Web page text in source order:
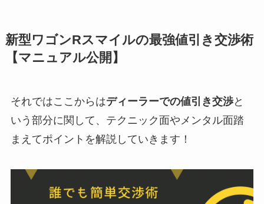
新型ワゴンRスマイルの最強値引き交渉術
【マニュアル公開】
それではここからはディーラーでの値引き交渉と
いう部分に関して、テクニック面やメンタル面踏
まえてポイントを解説していきます！